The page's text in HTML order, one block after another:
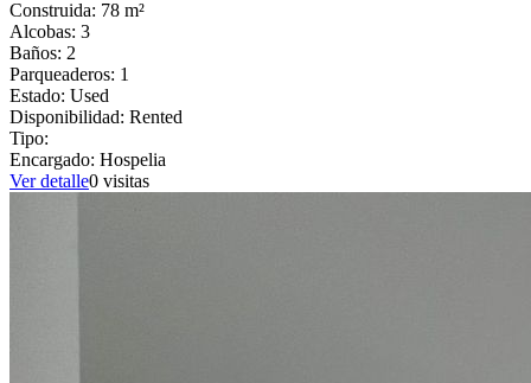
Construida: 78 m²
Alcobas: 3
Baños: 2
Parqueaderos: 1
Estado: Used
Disponibilidad: Rented
Tipo:
Encargado: Hospelia
Ver detalle0 visitas